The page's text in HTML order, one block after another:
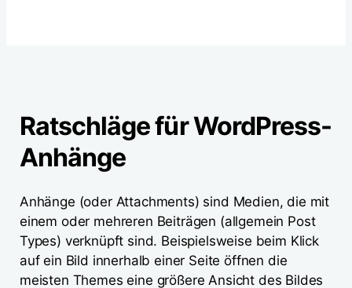
Ratschläge für WordPress-
Anhänge
Anhänge (oder Attachments) sind Medien, die mit
einem oder mehreren Beiträgen (allgemein Post
Types) verknüpft sind. Beispielsweise beim Klick
auf ein Bild innerhalb einer Seite öffnen die
meisten Themes eine größere Ansicht des Bildes